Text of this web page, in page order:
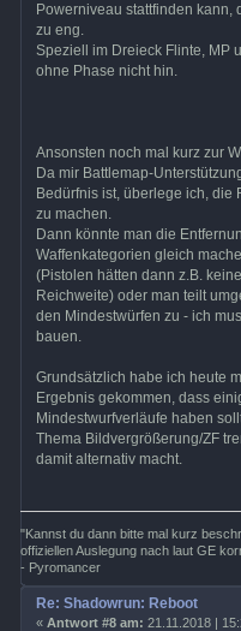
Powerniveau stattfinden kann,
zu eng.
Speziell im Dreieck Flinte, MP
ohne Phase nicht hin.
Ansonsten noch mal kurz zur
Da mir Battlemap-
Bedürfnis ist, überlege ich, die
zu machen.
Dann könnte man die
Waffenkategorien gleich
(Pistolen hätten dann z.B.
Reichweite) oder man teilt
den Mindestwürfen zu - ich
bauen.
Grundsätzlich habe ich heute
Ergebnis gekommen, dass
Mindestwurfverläufe haben
Thema Bildvergrößerung/ZF
damit alternativ macht.
"Kannst du dann bitte mal kurz
offiziellen Auslegung nach laut GE
- Pyromancer
Re: Shadowrun: Reboot
« Antwort #8 am: 21.11.2018 |